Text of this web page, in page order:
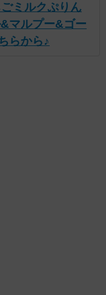
ミルクぷりん
マルプー&ゴー
らから♪